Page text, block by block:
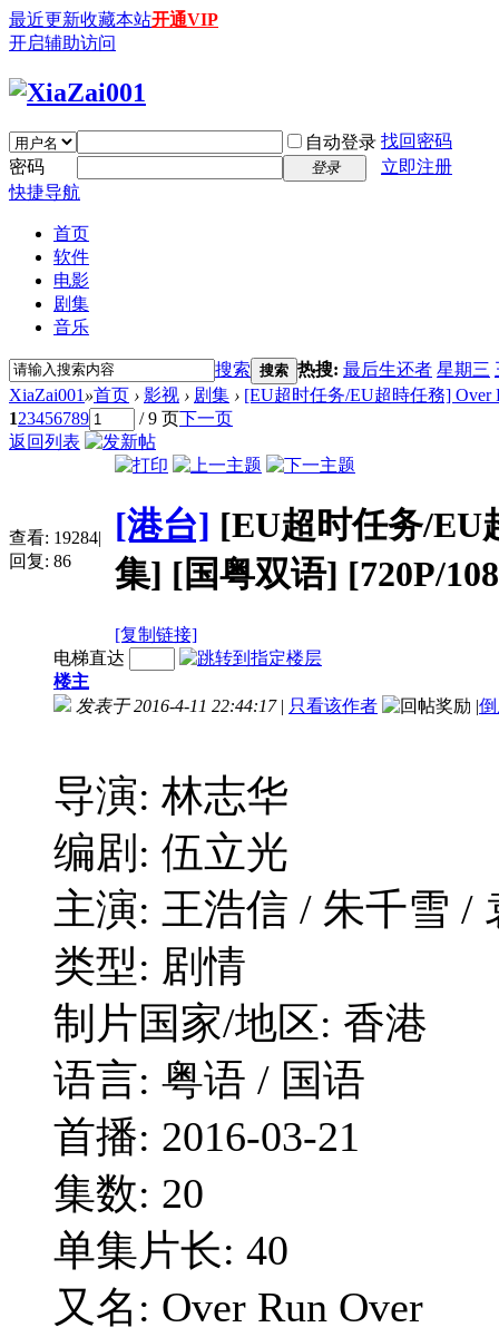
最近更新收藏本站开通VIP
开启辅助访问
自动登录 找回密码
密码
登录
立即注册
快捷导航
首页
软件
电影
剧集
音乐
搜索 搜索 热搜: 最后生还者 星期三
XiaZai001 »首页 › 影视 › 剧集 › [EU超时任务/EU超時任務] Over
123456789 / 9 页下一页
返回列表
查看: 19284|
回复: 86
[港台] [EU超时任务/EU
集] [国粤双语] [720P/
[复制链接]
电梯直达
楼主
发表于 2016-4-11 22:44:17 | 只看该作者 |
导演: 林志华
编剧: 伍立光
主演: 王浩信 / 朱千雪 /
类型: 剧情
制片国家/地区: 香港
语言: 粤语 / 国语
首播: 2016-03-21
集数: 20
单集片长: 40
又名: Over Run Over